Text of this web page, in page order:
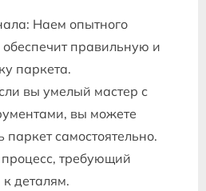
Наем опытного
правильную и
паркета.
вы умелый мастер с
вы можете
самостоятельно.
требующий
деталям.